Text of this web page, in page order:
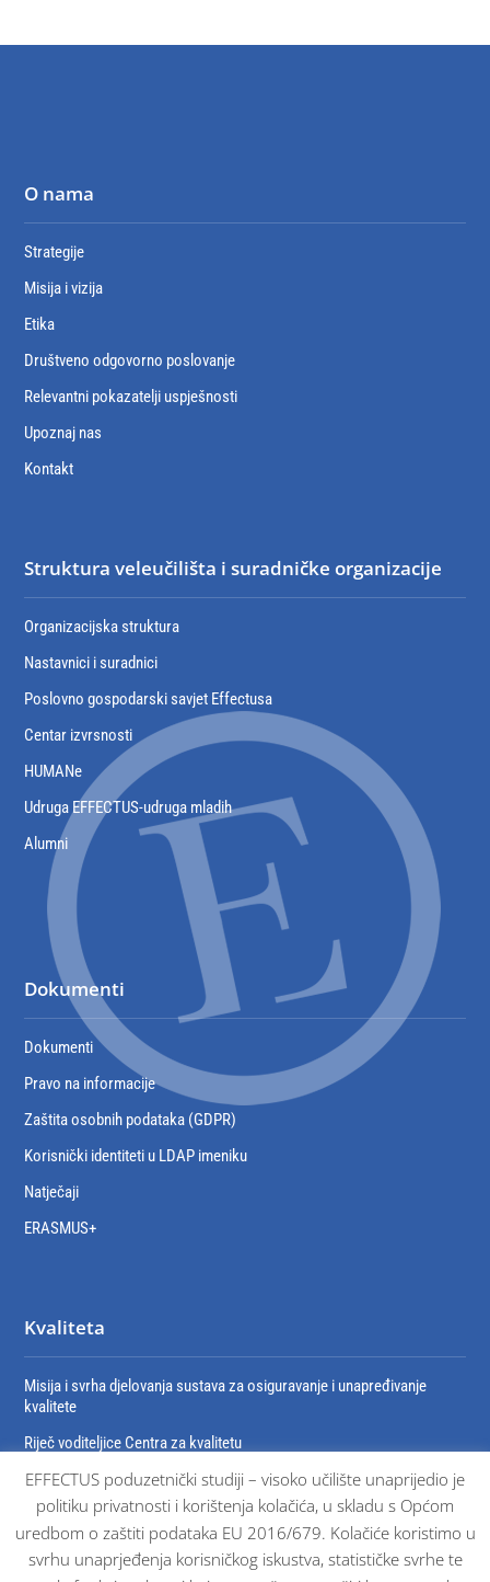
O nama
Strategije
Misija i vizija
Etika
Društveno odgovorno poslovanje
Relevantni pokazatelji uspješnosti
Upoznaj nas
Kontakt
Struktura veleučilišta i suradničke organizacije
Organizacijska struktura
Nastavnici i suradnici
Poslovno gospodarski savjet Effectusa
Centar izvrsnosti
HUMANe
Udruga EFFECTUS-udruga mladih
Alumni
Dokumenti
Dokumenti
Pravo na informacije
Zaštita osobnih podataka (GDPR)
Korisnički identiteti u LDAP imeniku
Natječaji
ERASMUS+
Kvaliteta
Misija i svrha djelovanja sustava za osiguravanje i unapređivanje
kvalitete
Riječ voditeljice Centra za kvalitetu
Organizacija sustava za osiguravanje i unaprjeđivanje kvalitete
Dokumenti sustava osiguravanja kvalitete
Certifikati
EFFECTUS poduzetnički studiji – visoko učilište unaprijedio je
politiku privatnosti i korištenja kolačića, u skladu s Općom
uredbom o zaštiti podataka EU 2016/679. Kolačiće koristimo u
svrhu unaprjeđenja korisničkog iskustva, statističke svrhe te